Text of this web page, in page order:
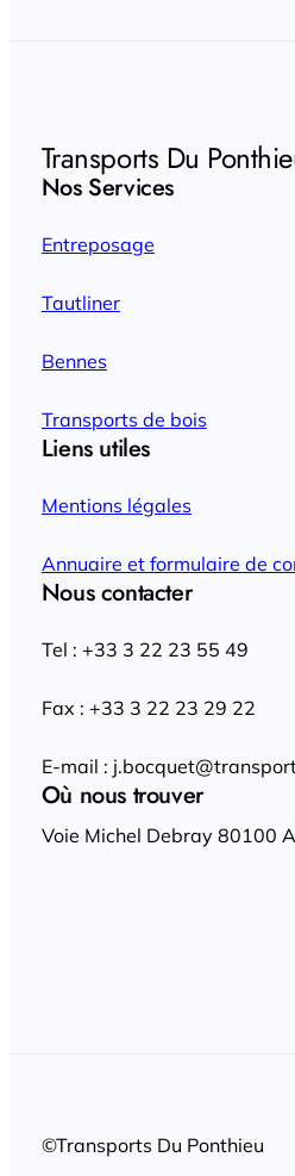
Transports Du
Nos Services
Entreposage
Tautliner
Bennes
Transports de bois
Liens utiles
Mentions légales
Annuaire et formulaire de
Nous contacter
Tel : +33 3 22 23 55 49
Fax : +33 3 22 23 29 22
E-mail :
Où nous trouver
Voie Michel Debray 80100
©Transports Du Ponthieu